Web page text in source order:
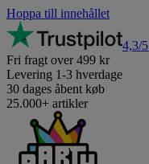
Hoppa till innehållet
4,3/5
Fri fragt over 499 kr
Levering 1-3 hverdage
30 dages åbent køb
25.000+ artikler